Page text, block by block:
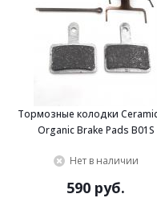
Тормозные колодки
Organic Brake Pads B01S
Нет в наличии
590 руб.